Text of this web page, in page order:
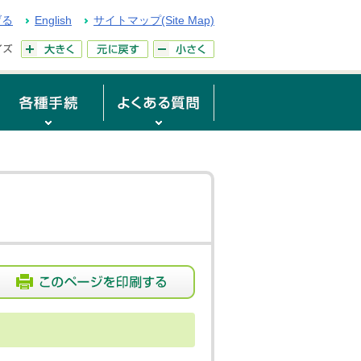
English サイトマップ(Site Map)